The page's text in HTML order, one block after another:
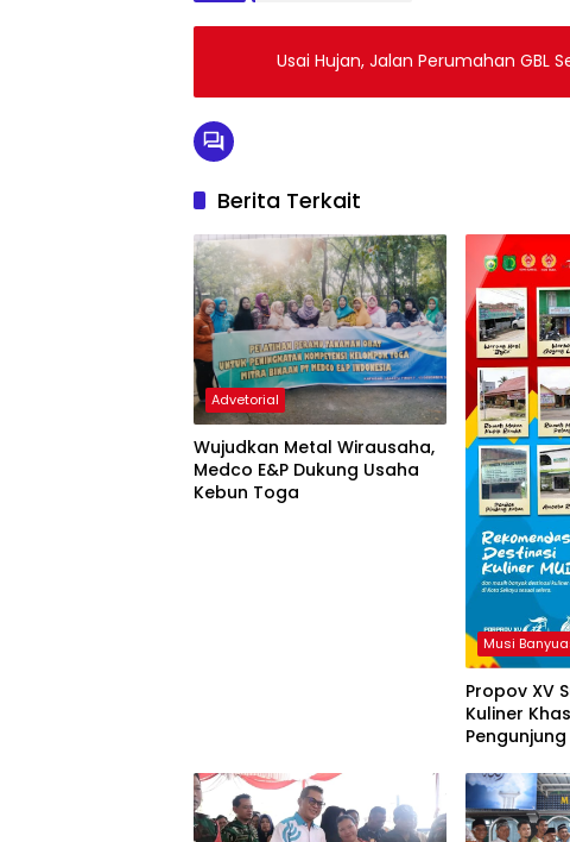
Usai Hujan, Jalan Perumahan GBL
Berita Terkait
Advetorial
Wujudkan Metal Wirausaha,
Medco E&P Dukung Usaha
Kebun Toga
Musi
Propov XV
Kuliner
Pengunjung